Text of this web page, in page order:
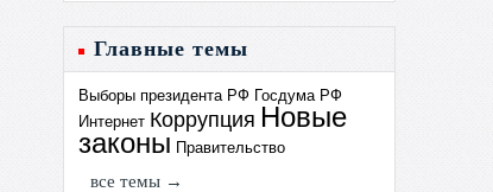
Главные темы
Выборы президента РФ Госдума РФ
Интернет Коррупция Новые
законы Правительство
все темы →